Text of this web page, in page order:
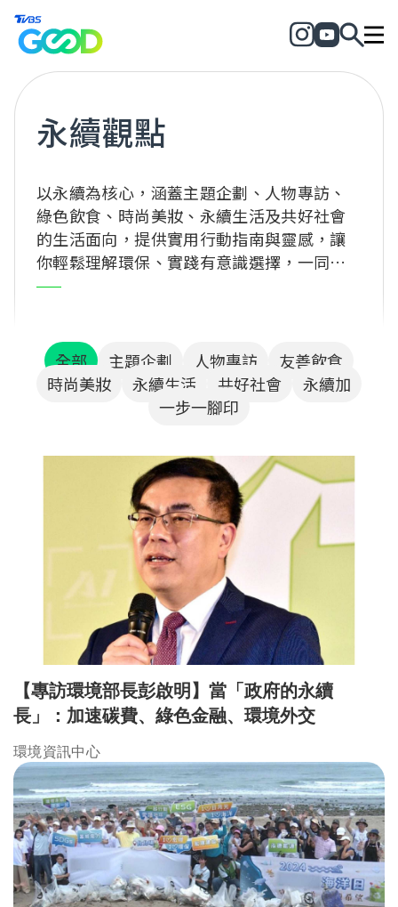
永續觀點
以永續為核心，涵蓋主題企劃、人物專訪、
綠色飲食、時尚美妝、永續生活及共好社會
的生活面向，提供實用行動指南與靈感，讓
你輕鬆理解環保、實踐有意識選擇，一同為
地球與社會創造正向改變！
全部 主題企劃 人物專訪
友善飲食
時尚美妝
永續生活 共好社會
永續加
一步一腳印
【專訪環境部長彭啟明】當「政府的永續
長」：加速碳費、綠色金融、環境外交
環境資訊中心